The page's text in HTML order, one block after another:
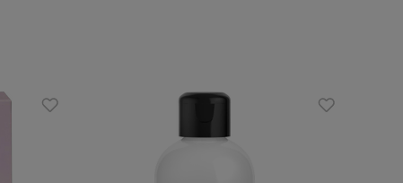
a następnie dokładnie spłukać